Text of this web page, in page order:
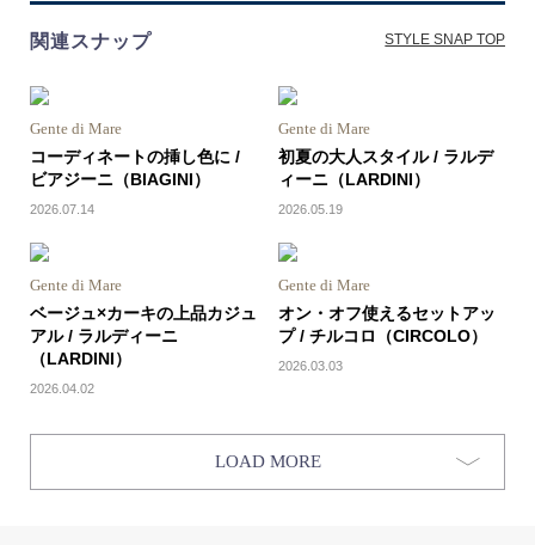
関連スナップ STYLE SNAP TOP
Gente di Mare
コーディネートの挿し色に /
ビアジーニ（BIAGINI）
2026.07.14
Gente di Mare
初夏の大人スタイル / ラルデ
ィーニ（LARDINI）
2026.05.19
Gente di Mare
ベージュ×カーキの上品カジュ
アル / ラルディーニ
（LARDINI）
2026.04.02
Gente di Mare
オン・オフ使えるセットアッ
プ / チルコロ（CIRCOLO）
2026.03.03
LOAD MORE